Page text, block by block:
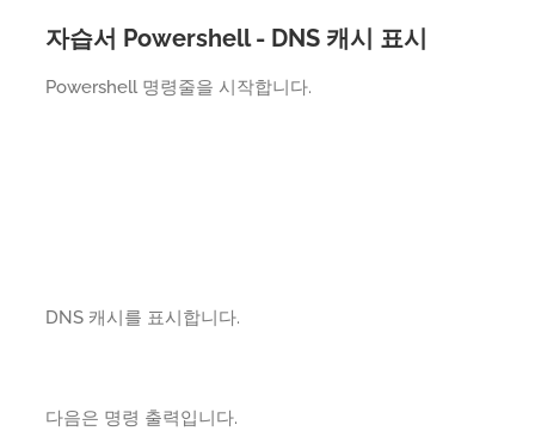
자습서 Powershell - DNS 캐시 표시
Powershell 명령줄을 시작합니다.
DNS 캐시를 표시합니다.
다음은 명령 출력입니다.